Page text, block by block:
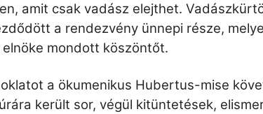
amit csak vadász elejthet.
a rendezvény ünnepi része,
mondott köszöntőt.
a ökumenikus Hubertus-mise
került sor, végül kitüntetések,